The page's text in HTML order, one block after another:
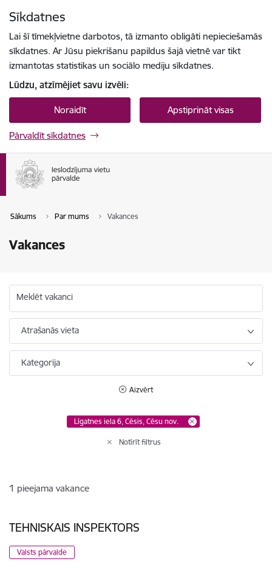
Sīkdatnes
Lai šī tīmekļvietne darbotos, tā izmanto obligāti nepieciešamās
sīkdatnes. Ar Jūsu piekrišanu papildus šajā vietnē var tikt
izmantotas statistikas un sociālo mediju sīkdatnes.
Lūdzu, atzīmējiet savu izvēli:
Noraidīt Apstiprināt visas
Pārvaldīt sīkdatnes
Sākums Par mums Vakances
Vakances
Meklēt vakanci
Atrašanās vieta
Kategorija
Aizvērt
Līgatnes iela 6, Cēsis, Cēsu nov.
Notīrīt filtrus
1 pieejama vakance
TEHNISKAIS INSPEKTORS
Valsts pārvalde